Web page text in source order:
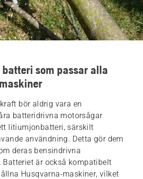
som passar alla
bör aldrig vara en
batteridrivna motorsågar
litiumjonbatteri, särskilt
användning. Detta gör dem
deras bensindrivna
Batteriet är också kompatibelt
Husqvarna-maskiner, vilket